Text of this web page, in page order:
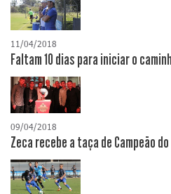
11/04/2018
Faltam 10 dias para iniciar o
09/04/2018
Zeca recebe a taça de Campeão